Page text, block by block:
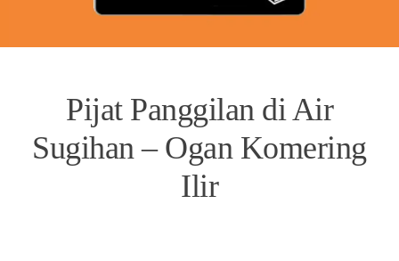
Pijat Panggilan di Air
Sugihan – Ogan Komering
Ilir